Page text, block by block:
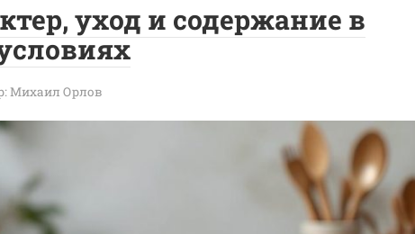
уход и содержание в
Михаил Орлов